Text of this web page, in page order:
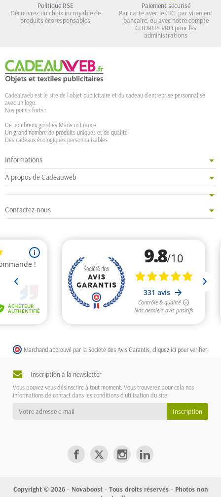
Politique RSE
Découvrez un choix incroyable de
produits écoresponsables
Paiement sécurisé
Par carte avec le CIC, par virement
bancaire, ou avec notre compte
CHORUS PRO pour les
administrations
Cadeauweb est le site de l'objet publicitaire et du cadeau d'entreprise personnalisé
avec un logo.
Nos points forts :
De nombreux goodies Made in France
Un grand nombre de produits uniques et de qualité
Des cadeaux écologiques personnalisables
Informations
A propos de Cadeauweb
Contactez-nous
Marchand approuvé par la Société des Avis Garantis, cliquez ici pour vérifier
Inscription à la newsletter
Vous pouvez vous désinscrire à tout moment. Vous trouverez pour cela nos
informations de contact dans les conditions d'utilisation du site.
Copyright © 2026 - Novaboost - Tous droits réservés - Photos non